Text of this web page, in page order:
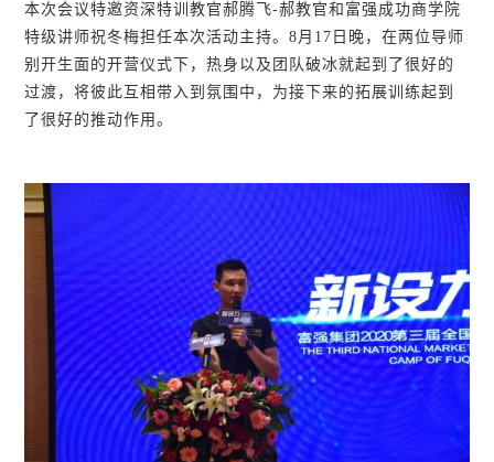
本次会议特邀资深特训教官郝腾飞-郝教官和富强成功商学院
特级讲师祝冬梅担任本次活动主持。8月17日晚，在两位导师
别开生面的开营仪式下，热身以及团队破冰就起到了很好的
过渡，将彼此互相带入到氛围中，为接下来的拓展训练起到
了很好的推动作用。